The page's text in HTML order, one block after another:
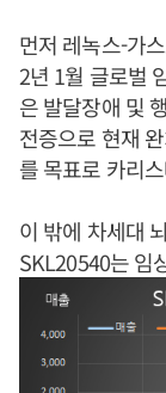
먼저 레녹스-가
2년 1월 글로벌
은 발달장애 및
전증으로 현재
를 목표로 카리
이 밖에 차세대
SKL20540는 임